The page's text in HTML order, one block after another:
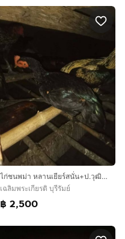
ไก่ชนพม่า หลานเยียร์สนั่น+ป.วุฒิ100
เฉลิมพระเกียรติ บุรีรัมย์
฿ 2,500